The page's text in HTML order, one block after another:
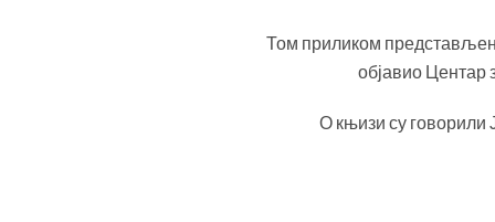
Том приликом
објавио Центар
О књизи су говорили